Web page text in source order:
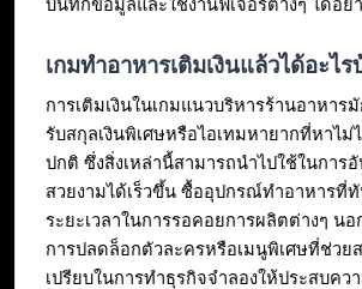
บันทึกข้อมูลและใช้งานฟีเจอร์ต่างๆ ได้อย่
เกมทำอาหารเติมเงินแล้วได้อะไร
การเติมเงินในเกมแนวบริหารร้านอาหาร
รับสกุลเงินพิเศษหรือไอเทมหายากที่หาไม่
ปกติ ซึ่งสิ่งเหล่านี้สามารถนำไปใช้ในการ
สวยงามได้เร็วขึ้น ซื้ออุปกรณ์ทำอาหารที่
ระยะเวลาในการรอคอยการผลิตต่างๆ น
การปลดล็อกตัวละครหรือเมนูพิเศษที่ช่วย
เปรียบในการทำธุรกิจจำลองให้ประสบคว